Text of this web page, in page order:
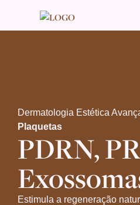
Dermatologia Estética
Plaquetas
PDRN,
Estimula a regeneração